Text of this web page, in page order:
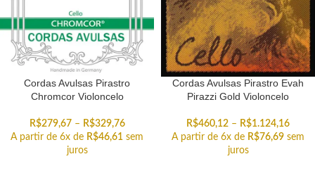
Cordas Avulsas Pirastro
Chromcor Violoncelo
R$279,67 – R$329,76
A partir de 6x de R$46,61 sem
juros
Cordas Avulsas Pirastro Evah
Pirazzi Gold Violoncelo
R$460,12 – R$1.124,16
A partir de 6x de R$76,69 sem
juros